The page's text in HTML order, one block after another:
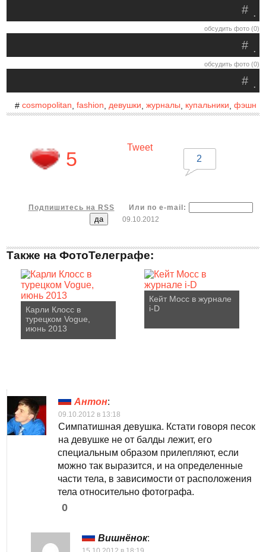
.
#
обсудить фото (0)
.
#
обсудить фото (0)
.
#
# cosmopolitan fashion девушки журналы купальники фэшн
5
Tweet
2
Подпишитесь на RSS
Или по e-mail:
09.10.2012
Также на ФотоТелеграфе:
Карли Клосс в
турецком Vogue,
июнь 2013
Кейт Мосс в журнале
i-D
Антон:
09.10.2012 в 13:18
Симпатишная девушка. Кстати говоря песок
на девушке не от балды лежит, его
специальным образом прилепляют, если
можно так выразится, и на определенные
части тела, в зависимости от расположения
тела относительно фотографа.
0
Вишнёнок: